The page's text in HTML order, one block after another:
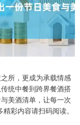
所，更成为承载情感
统中餐到跨界餐酒搭
美酒清单，让每一次
彩内容请扫码阅读。